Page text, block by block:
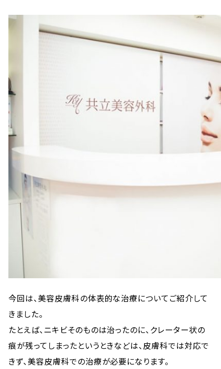
今回は、美容皮膚科の体表的な治療についてご紹介して
きました。
たとえば、ニキビそのものは治ったのに、クレーター状の
痕が残ってしまったというときなどは、皮膚科では対応で
きず、美容皮膚科での治療が必要になります。